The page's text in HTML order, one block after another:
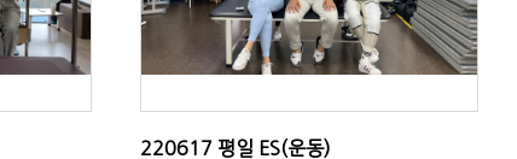
220617 평일 ES(운동)